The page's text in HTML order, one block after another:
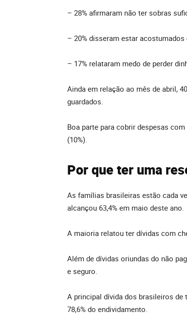
– 28% afirmaram não ter sobras
– 20% disseram estar
– 17% relataram medo de perder
Ainda em relação ao mês de abril,
guardados.
Boa parte para cobrir despesas
(10%).
Por que ter uma
As famílias brasileiras estão cada
alcançou 63,4% em maio deste ano.
A maioria relatou ter dívidas com
Além de dívidas oriundas do não
e seguro.
A principal dívida dos brasileiros
78,6% do endividamento.